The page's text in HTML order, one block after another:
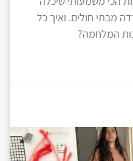
מבתי חולים. ואיך כל
המלחמה?